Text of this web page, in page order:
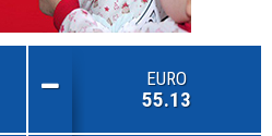
EURO
55.13